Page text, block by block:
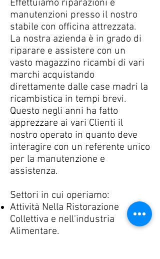
Effettuiamo riparazioni e
manutenzioni presso il nostro
stabile con officina attrezzata.
La nostra azienda è in grado di
riparare e assistere con un
vasto magazzino ricambi di vari
marchi acquistando
direttamente dalle case madri la
ricambistica in tempi brevi.
Questo negli anni ha fatto
apprezzare ai vari Clienti il
nostro operato in quanto deve
interagire con un referente unico
per la manutenzione e
assistenza.
Settori in cui operiamo:
Attività Nella Ristorazione
Collettiva e nell'industria
Alimentare.